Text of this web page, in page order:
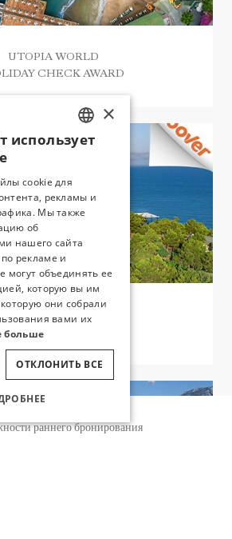
UTOPIA WORLD
CHECK AWARD
UTOPIA WORLD
ZOOVER AWARD
раннего бронирования
TURKISH
GERMAN
×
использует
cookie для
рекламы и
Мы также
об
нашего сайта
рекламе и
могут объединять ее
которую вы им
они собрали
вами их
больше
ОТКЛОНИТЬ ВСЕ